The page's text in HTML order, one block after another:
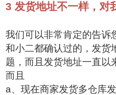
3 发货地址不一样，对
我们可以非常肯定的告诉
和小二都确认过的，发货
题，而且发货地址一直以
而且
a、现在商家发货多仓库